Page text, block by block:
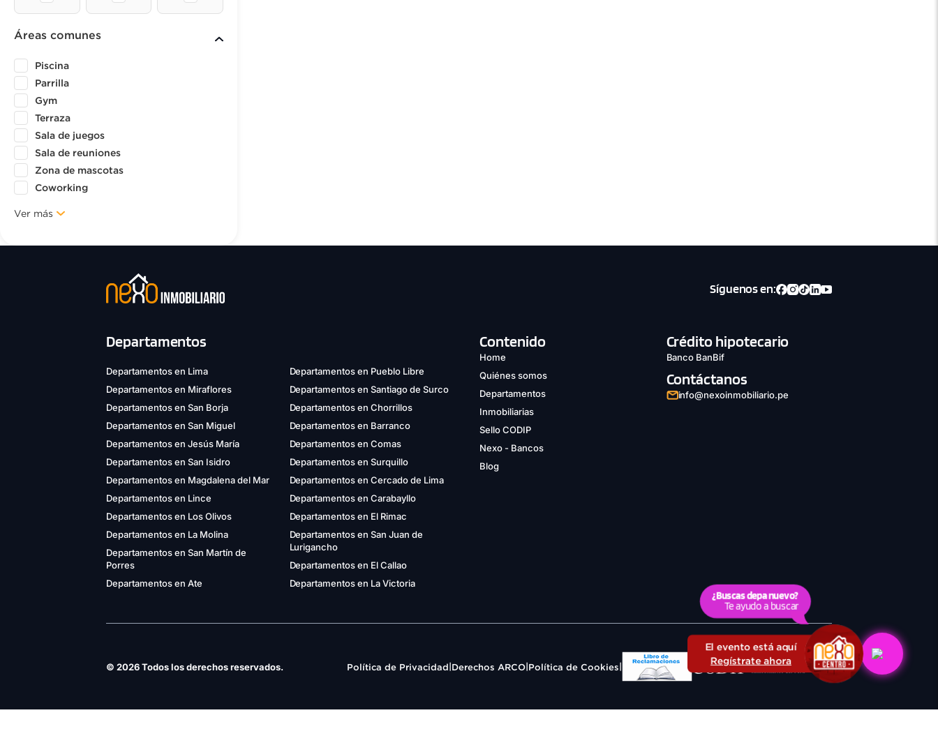
Áreas comunes
Piscina
Parrilla
Gym
Terraza
Sala de juegos
Sala de reuniones
Zona de mascotas
Coworking
Ver más
El evento está aquí
Regístrate ahora
Síguenos en:
Departamentos
Departamentos en Lima
Departamentos en Miraflores
Departamentos en San Borja
Departamentos en San Miguel
Departamentos en Jesús María
Departamentos en San Isidro
Departamentos en Magdalena del Mar
Departamentos en Lince
Departamentos en Los Olivos
Departamentos en La Molina
Departamentos en San Martín de
Porres
Departamentos en Ate
Departamentos en Pueblo Libre
Departamentos en Santiago de Surco
Departamentos en Chorrillos
Departamentos en Barranco
Departamentos en Comas
Departamentos en Surquillo
Departamentos en Cercado de Lima
Departamentos en Carabayllo
Departamentos en El Rimac
Departamentos en San Juan de
Lurigancho
Departamentos en El Callao
Departamentos en La Victoria
Contenido
Home
Quiénes somos
Departamentos
Inmobiliarias
Sello CODIP
Nexo - Bancos
Blog
Crédito hipotecario
Banco BanBif
Contáctanos
info@nexoinmobiliario.pe
© 2026 Todos los derechos reservados. Política de Privacidad|Derechos ARCO|Política de Cookies|
¿Buscas depa nuevo?
Te ayudo a buscar